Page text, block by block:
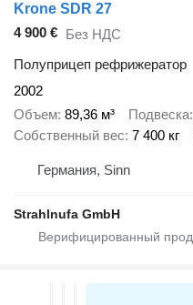
Krone SDR 27
4 900 € Без НДС
Полуприцеп рефрижератор
2002
Объем 89,36 м³ Подвеска
Собственный вес 7 400 кг
Германия, Sinn
Strahlnufa GmbH